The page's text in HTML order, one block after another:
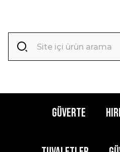
GÜVERTE